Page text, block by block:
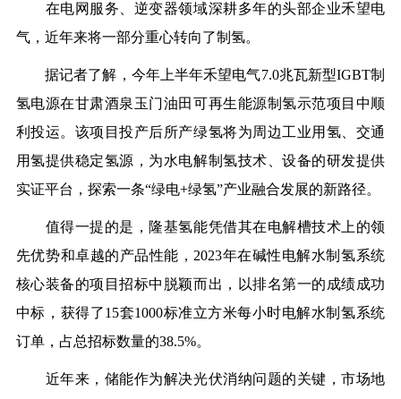
在电网服务、逆变器领域深耕多年的头部企业禾望电
气，近年来将一部分重心转向了制氢。
据记者了解，今年上半年禾望电气7.0兆瓦新型IGBT制
氢电源在甘肃酒泉玉门油田可再生能源制氢示范项目中顺
利投运。该项目投产后所产绿氢将为周边工业用氢、交通
用氢提供稳定氢源，为水电解制氢技术、设备的研发提供
实证平台，探索一条“绿电+绿氢”产业融合发展的新路径。
值得一提的是，隆基氢能凭借其在电解槽技术上的领
先优势和卓越的产品性能，2023年在碱性电解水制氢系统
核心装备的项目招标中脱颖而出，以排名第一的成绩成功
中标，获得了15套1000标准立方米每小时电解水制氢系统
订单，占总招标数量的38.5%。
近年来，储能作为解决光伏消纳问题的关键，市场地